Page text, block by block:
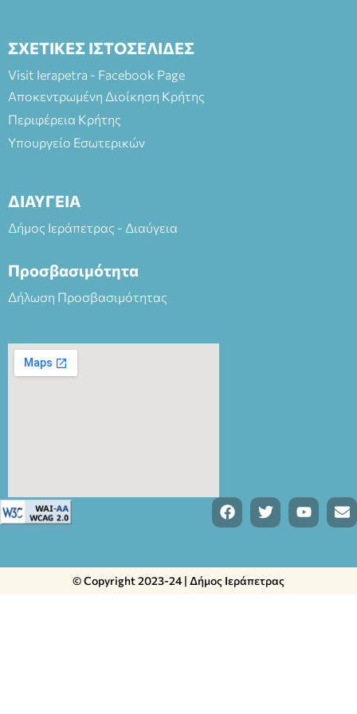
ΣΧΕΤΙΚΕΣ ΙΣΤΟΣΕΛΙΔΕΣ
Visit Ierapetra - Facebook Page
Αποκεντρωμένη Διοίκηση Κρήτης
Περιφέρεια Κρήτης
Υπουργείο Εσωτερικών
ΔΙΑΥΓΕΙΑ
Δήμος Ιεράπετρας - Διαύγεια
Προσβασιμότητα
Δήλωση Προσβασιμότητας
© Copyright 2023-24 | Δήμος Ιεράπετρας